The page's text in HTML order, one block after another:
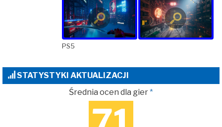
PS5
STATYSTYKI AKTUALIZACJI
Średnia ocen dla gier*